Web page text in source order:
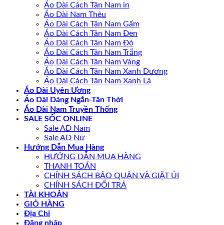
Áo Dài Cách Tân Nam in
Áo Dài Nam Thêu
Áo Dài Cách Tân Nam Gấm
Áo Dài Cách Tân Nam Đen
Áo Dài Cách Tân Nam Đỏ
Áo Dài Cách Tân Nam Trắng
Áo Dài Cách Tân Nam Vàng
Áo Dài Cách Tân Nam Xanh Dương
Áo Dài Cách Tân Nam Xanh Lá
Áo Dài Uyên Ương
Áo Dài Dáng Ngắn-Tân Thời
Áo Dài Nam Truyền Thống
SALE SỐC ONLINE
Sale AD Nam
Sale AD Nữ
Hướng Dẫn Mua Hàng
HƯỚNG DẪN MUA HÀNG
THANH TOÁN
CHÍNH SÁCH BẢO QUẢN VÀ GIẶT ỦI
CHÍNH SÁCH ĐỔI TRẢ
TÀI KHOẢN
GIỎ HÀNG
Địa Chỉ
Đăng nhập